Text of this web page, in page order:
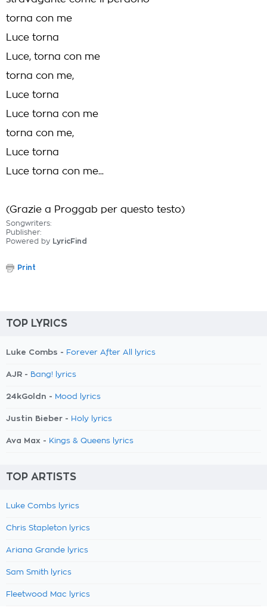
torna con me
Luce torna
Luce, torna con me
torna con me,
Luce torna
Luce torna con me
torna con me,
Luce torna
Luce torna con me...
(Grazie a Proggab per questo testo)
Songwriters:
Publisher:
Powered by LyricFind
Print
TOP LYRICS
Luke Combs - Forever After All lyrics
AJR - Bang! lyrics
24kGoldn - Mood lyrics
Justin Bieber - Holy lyrics
Ava Max - Kings & Queens lyrics
TOP ARTISTS
Luke Combs lyrics
Chris Stapleton lyrics
Ariana Grande lyrics
Sam Smith lyrics
Fleetwood Mac lyrics